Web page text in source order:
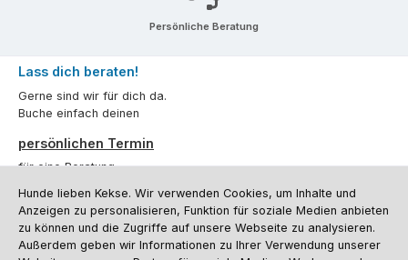
Persönliche Beratung
Lass dich beraten!
Gerne sind wir für dich da.
Buche einfach deinen
persönlichen Termin
für eine Beratung.
Oder über unserKontaktformular.
Vertrag widerrufen
Hunde lieben Kekse. Wir verwenden Cookies, um Inhalte und
Anzeigen zu personalisieren, Funktion für soziale Medien anbieten
zu können und die Zugriffe auf unsere Webseite zu analysieren.
Außerdem geben wir Informationen zu Ihrer Verwendung unserer